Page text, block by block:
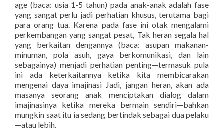
age (baca: usia 1-5 tahun) pada anak-anak adalah fase
yang sangat perlu jadi perhatian khusus, terutama bagi
para orang tua. Karena pada fase ini otak mengalami
perkembangan yang sangat pesat, Tak heran segala hal
yang berkaitan dengannya (baca: asupan makanan-
minuman, pola asuh, gaya berkomunikasi, dan lain
sebagainya) menjadi perhatian penting—termasuk pula
ini ada keterkaitannya ketika kita membicarakan
mengenai daya imajinasi Jadi, jangan heran, akan ada
masanya seorang anak menciptakan dialog dalam
imajinasinya ketika mereka bermain sendiri—bahkan
mungkin saat itu ia sedang bertindak sebagai dua pelaku
—atau lebih.